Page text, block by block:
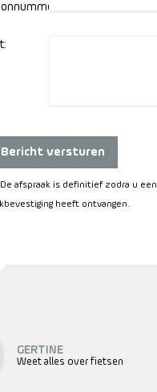
Bericht versturen
afspraak is definitief zodra u een
heeft ontvangen.
GERTINE
Weet alles over fietsen